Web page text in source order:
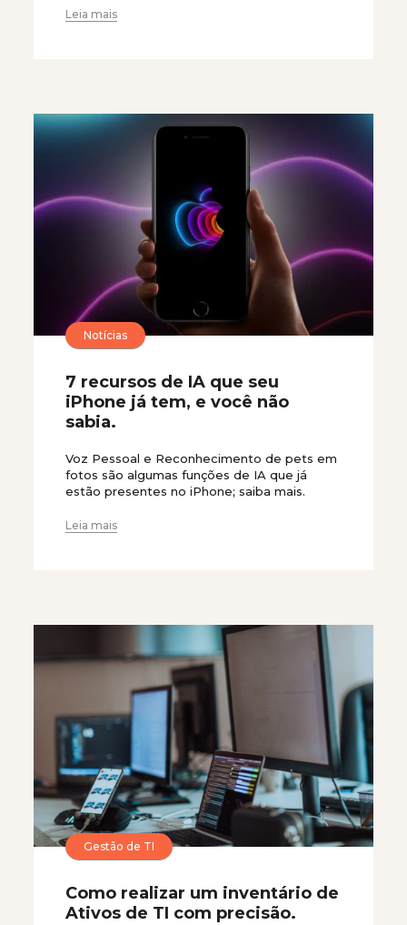
Leia mais
Notícias
7 recursos de IA que seu
iPhone já tem, e você não
sabia.
Voz Pessoal e Reconhecimento de pets em
fotos são algumas funções de IA que já
estão presentes no iPhone; saiba mais.
Leia mais
Gestão de TI
Como realizar um inventário de
Ativos de TI com precisão.